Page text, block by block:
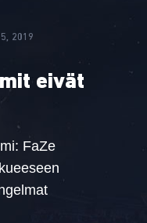
2019
eivät
FaZe